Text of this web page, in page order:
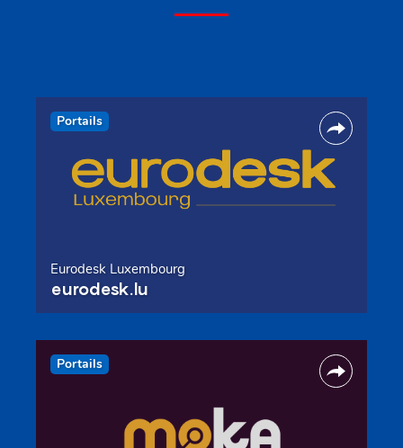
Portails
Eurodesk Luxembourg
eurodesk.lu
Portails